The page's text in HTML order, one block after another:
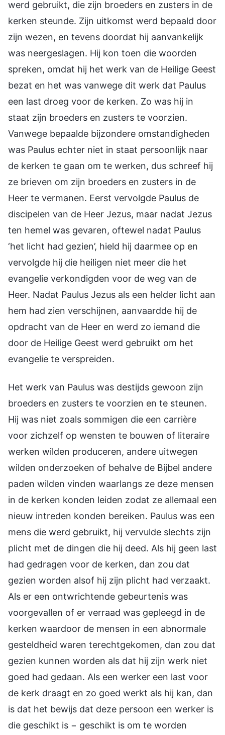
werd gebruikt, die zijn broeders en zusters in de
kerken steunde. Zijn uitkomst werd bepaald door
zijn wezen, en tevens doordat hij aanvankelijk
was neergeslagen. Hij kon toen die woorden
spreken, omdat hij het werk van de Heilige Geest
bezat en het was vanwege dit werk dat Paulus
een last droeg voor de kerken. Zo was hij in
staat zijn broeders en zusters te voorzien.
Vanwege bepaalde bijzondere omstandigheden
was Paulus echter niet in staat persoonlijk naar
de kerken te gaan om te werken, dus schreef hij
ze brieven om zijn broeders en zusters in de
Heer te vermanen. Eerst vervolgde Paulus de
discipelen van de Heer Jezus, maar nadat Jezus
ten hemel was gevaren, oftewel nadat Paulus
‘het licht had gezien’, hield hij daarmee op en
vervolgde hij die heiligen niet meer die het
evangelie verkondigden voor de weg van de
Heer. Nadat Paulus Jezus als een helder licht aan
hem had zien verschijnen, aanvaardde hij de
opdracht van de Heer en werd zo iemand die
door de Heilige Geest werd gebruikt om het
evangelie te verspreiden.
Het werk van Paulus was destijds gewoon zijn
broeders en zusters te voorzien en te steunen.
Hij was niet zoals sommigen die een carrière
voor zichzelf op wensten te bouwen of literaire
werken wilden produceren, andere uitwegen
wilden onderzoeken of behalve de Bijbel andere
paden wilden vinden waarlangs ze deze mensen
in de kerken konden leiden zodat ze allemaal een
nieuw intreden konden bereiken. Paulus was een
mens die werd gebruikt, hij vervulde slechts zijn
plicht met de dingen die hij deed. Als hij geen last
had gedragen voor de kerken, dan zou dat
gezien worden alsof hij zijn plicht had verzaakt.
Als er een ontwrichtende gebeurtenis was
voorgevallen of er verraad was gepleegd in de
kerken waardoor de mensen in een abnormale
gesteldheid waren terechtgekomen, dan zou dat
gezien kunnen worden als dat hij zijn werk niet
goed had gedaan. Als een werker een last voor
de kerk draagt en zo goed werkt als hij kan, dan
is dat het bewijs dat deze persoon een werker is
die geschikt is − geschikt is om te worden